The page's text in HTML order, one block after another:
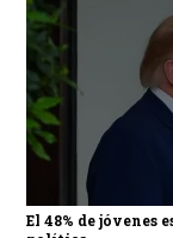
El 48% de jóvenes